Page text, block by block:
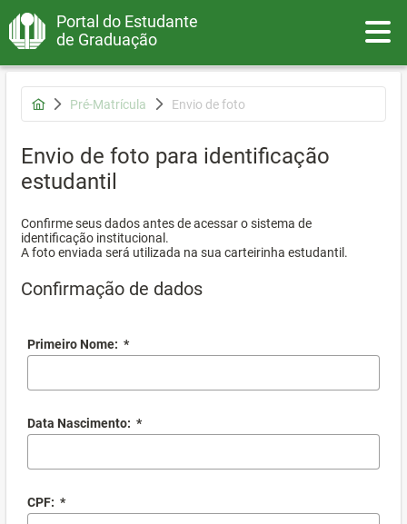
Portal do Estudante
de Graduação
Pré-Matrícula Envio de foto
Envio de foto para identificação
estudantil
Confirme seus dados antes de acessar o sistema de
identificação institucional.
A foto enviada será utilizada na sua carteirinha estudantil.
Confirmação de dados
Primeiro Nome: *
Data Nascimento: *
CPF: *